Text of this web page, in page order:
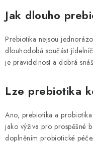
Jak dlouho
Prebiotika nejsou
dlouhodobá součást
je pravidelnost a dobrá
Lze prebiotika
Ano, prebiotika a
jako výživa pro prospěšné
doplněním probiotické péče.